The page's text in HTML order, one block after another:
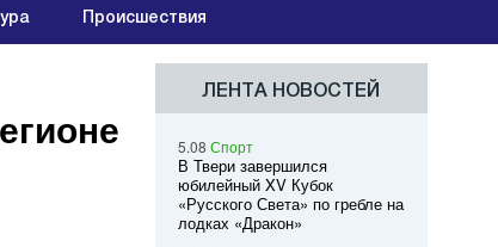
Происшествия
ЛЕНТА НОВОСТЕЙ
5.08 Спорт
В Твери завершился
юбилейный XV Кубок
«Русского Света» по гребле на
лодках «Дракон»